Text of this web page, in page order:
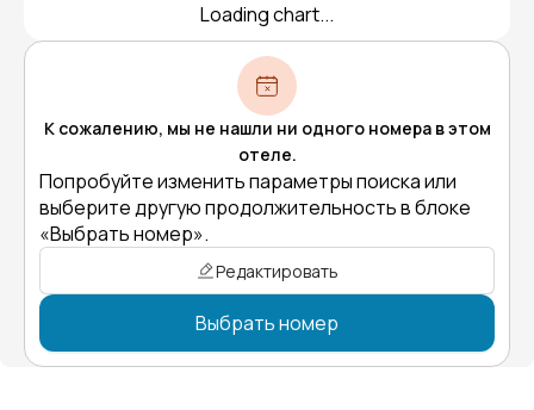
Loading chart...
К сожалению, мы не нашли ни одного номера в этом
отеле.
Попробуйте изменить параметры поиска или
выберите другую продолжительность в блоке
«Выбрать номер».
Редактировать
Выбрать номер